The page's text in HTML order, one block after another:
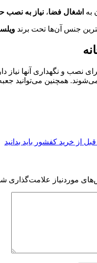
به اشغال فضا، نیاز به نصب
جنس آن‌ها تحت برند
نصب و نگهداری آنها
همچنین می‌توانید
از خرید کفشور باید بدانید
موردنیاز علامت‌گذاری